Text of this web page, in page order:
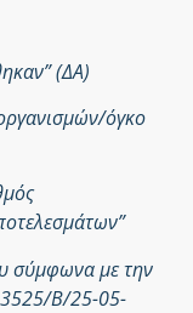
(ΔΑ)
όγκο
σύμφωνα με την
Β/25-05-